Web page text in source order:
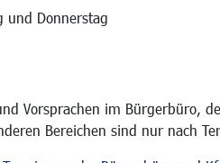
und Donnerstag
Vorsprachen im Bürgerbüro,
Bereichen sind nur nach